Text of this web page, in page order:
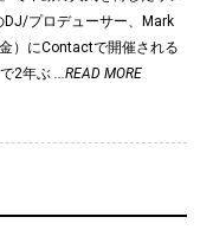
DJ/プロデューサー、Mark
）にContactで開催される
で2年ぶ ...READ MORE